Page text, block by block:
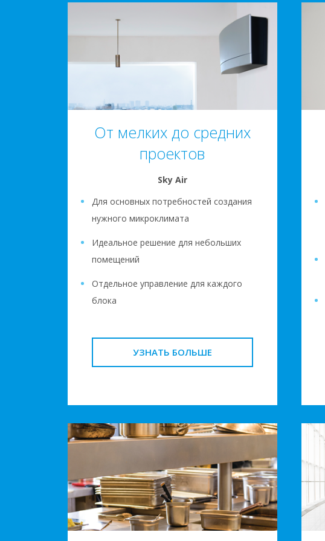
От мелких до средних
проектов
Sky Air
Для основных потребностей создания
нужного микроклимата
Идеальное решение для небольших
помещений
Отдельное управление для каждого
блока
УЗНАТЬ БОЛЬШЕ